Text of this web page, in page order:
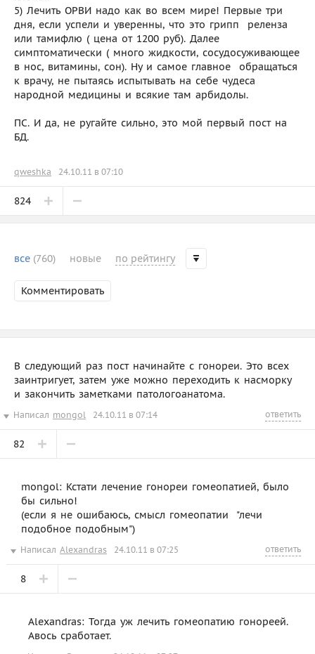
5) Лечить ОРВИ надо как во всем мире! Первые три
дня, если успели и уверенны, что это грипп  реленза
или тамифлю ( цена от 1200 руб). Далее 
симптоматически ( много жидкости, сосудосуживающее
в нос, витамины, сон). Ну и самое главное  обращаться
к врачу, не пытаясь испытывать на себе чудеса
народной медицины и всякие там арбидолы.
ПС. И да, не ругайте сильно, это мой первый пост на
БД.
qweshka 24.10.11 в 07:10
824
все (760) новые по рейтингу
Комментировать
В следующий раз пост начинайте с гонореи. Это всех
заинтригует, затем уже можно переходить к насморку
и закончить заметками патологоанатома.
Написал mongol 24.10.11 в 07:14 ответить
82
mongol: Кстати лечение гонореи гомеопатией, было
бы сильно!
(если я не ошибаюсь, смысл гомеопатии  "лечи
подобное подобным")
Написал Alexandras 24.10.11 в 07:25 ответить
8
Alexandras: Тогда уж лечить гомеопатию гонореей.
Авось сработает.